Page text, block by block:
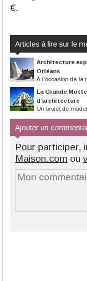
€.
Articles à lire sur le
Architecture
Orléans
À l’occasion de la
bâtiment « Les Turbulences
La Grande
d’architecture
Un projet de
Ajouter un
Pour participer,
Maison.com ou